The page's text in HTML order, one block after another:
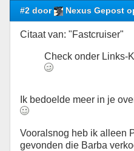
#2 door Nexus Gepost
Citaat van: "Fastcruiser"
Check onder Links-
Ik bedoelde meer in je
Vooralsnog heb ik alleen
gevonden die Barba